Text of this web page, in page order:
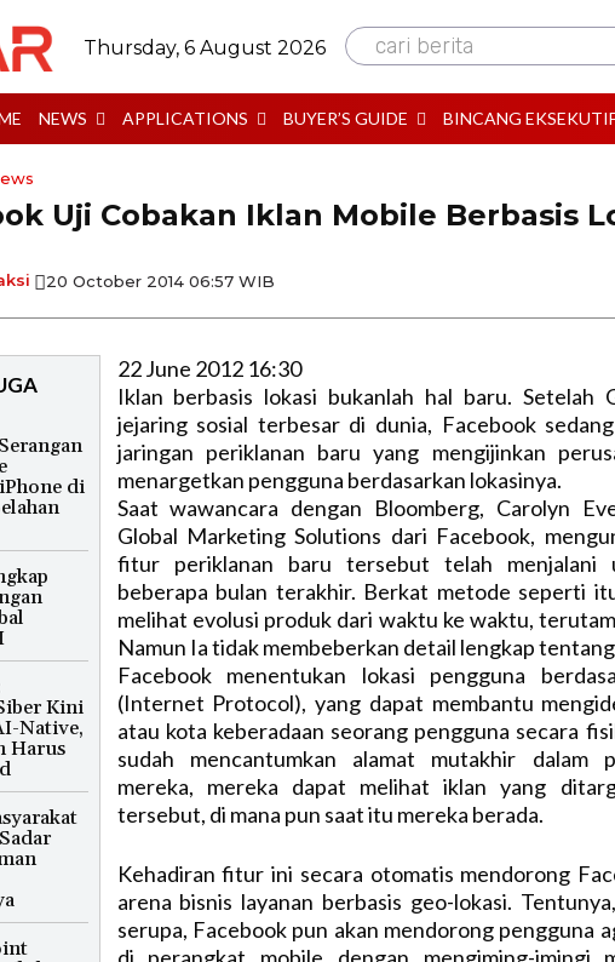
Thursday, 6 August 2026 cari berita
NEWS APPLICATIONS BUYER’S GUIDE BINCANG
Uji Cobakan Iklan Mobile Berbasis
20 October 2014 06:57 WIB
di
Kini
Native,
Harus
22 June 2012 16:30
Iklan berbasis lokasi bukanlah hal baru. Setelah
jejaring sosial terbesar di dunia, Facebook
jaringan periklanan baru yang mengijinkan
menargetkan pengguna berdasarkan lokasinya.
Saat wawancara dengan Bloomberg, Carolyn
Global Marketing Solutions dari Facebook,
fitur periklanan baru tersebut telah menjalani
beberapa bulan terakhir. Berkat metode seperti
melihat evolusi produk dari waktu ke waktu,
Namun Ia tidak membeberkan detail lengkap
Facebook menentukan lokasi pengguna
(Internet Protocol), yang dapat membantu
atau kota keberadaan seorang pengguna secara
sudah mencantumkan alamat mutakhir dalam
mereka, mereka dapat melihat iklan yang
tersebut, di mana pun saat itu mereka berada.
Kehadiran fitur ini secara otomatis mendorong
arena bisnis layanan berbasis geo-lokasi.
serupa, Facebook pun akan mendorong pengguna